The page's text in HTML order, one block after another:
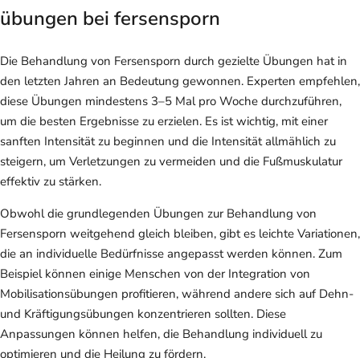
übungen bei fersensporn
Die Behandlung von Fersensporn durch gezielte Übungen hat in
den letzten Jahren an Bedeutung gewonnen. Experten empfehlen,
diese Übungen mindestens 3–5 Mal pro Woche durchzuführen,
um die besten Ergebnisse zu erzielen. Es ist wichtig, mit einer
sanften Intensität zu beginnen und die Intensität allmählich zu
steigern, um Verletzungen zu vermeiden und die Fußmuskulatur
effektiv zu stärken.
Obwohl die grundlegenden Übungen zur Behandlung von
Fersensporn weitgehend gleich bleiben, gibt es leichte Variationen,
die an individuelle Bedürfnisse angepasst werden können. Zum
Beispiel können einige Menschen von der Integration von
Mobilisationsübungen profitieren, während andere sich auf Dehn-
und Kräftigungsübungen konzentrieren sollten. Diese
Anpassungen können helfen, die Behandlung individuell zu
optimieren und die Heilung zu fördern.